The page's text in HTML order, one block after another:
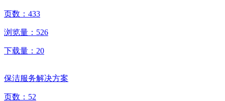
页数： 433
浏览量： 526
下载量： 20
保洁服务解决方案
页数： 52